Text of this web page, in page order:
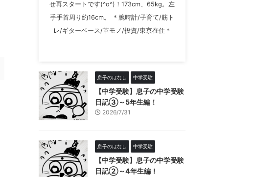
せ再スタートです(^o^)！173cm、65kg。左
手手首周り約16cm。 ＊腕時計/子育て/筋ト
レ/ギターベース/革モノ/投資/東京在住＊
息子のはなし 中学受験
【中学受験】息子の中学受験
日記③～5年生編！
2026/7/31
息子のはなし 中学受験
【中学受験】息子の中学受験
日記②～4年生編！